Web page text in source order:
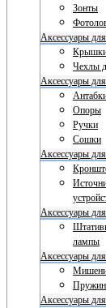
Зонты
Аксессуары
Крышки
Чехлы
Аксессуары
Опоры
Ручки
Сошки
Аксессуары
Аксессуары
лампы
Аксессуары
Мишени
Аксессуары